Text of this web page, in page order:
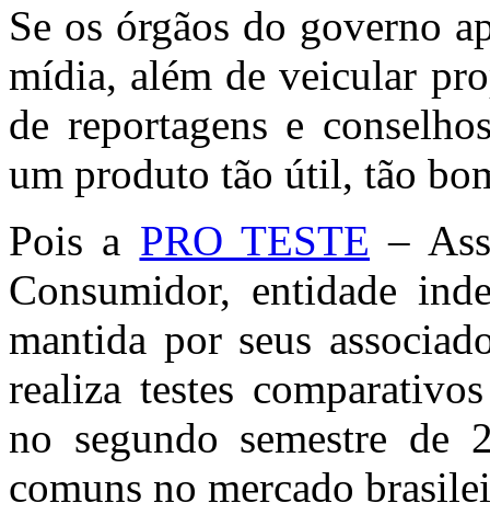
Se os órgãos do governo
mídia, além de veicular
de reportagens e
um produto tão útil, tão
Pois a PRO TESTE –
Consumidor, entidade
mantida por seus
realiza testes
no segundo semestre de
comuns no mercado